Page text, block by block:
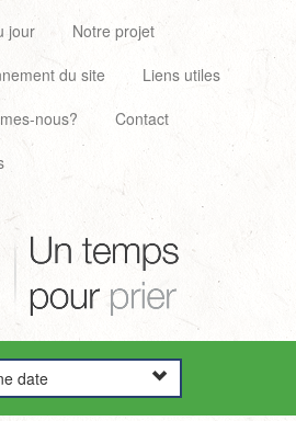
jour
Notre projet
du site
Liens utiles
nous?
Contact
date